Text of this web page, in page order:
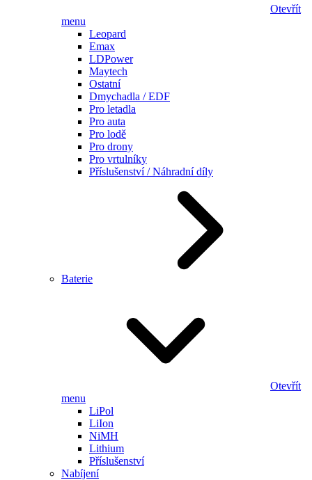
Otevřít
menu
Leopard
Emax
LDPower
Maytech
Ostatní
Dmychadla / EDF
Pro letadla
Pro auta
Pro lodě
Pro drony
Pro vrtulníky
Příslušenství / Náhradní díly
Baterie
Otevřít
menu
LiPol
LiIon
NiMH
Lithium
Příslušenství
Nabíjení